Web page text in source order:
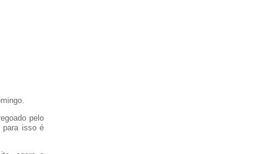
pelo
para isso é